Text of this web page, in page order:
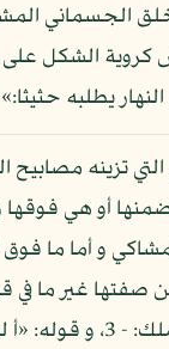
الجسماني
كروية الشكل على
يطلبه حثيثا:»
تزينه مصابيح
أو هي
و أما ما
صفتها غير ما في
سماوات طباقا:»